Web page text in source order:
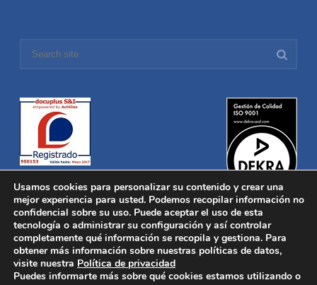
Distronica © 2016 Todos los derechos reservados.Aviso legal
Política de privacidad|Política de Cookies
Desarrollado porNucleosoft
Inicio
Usamos cookies para personalizar su contenido y crear una
mejor experiencia para usted. Podemos recopilar información no
confidencial sobre su uso. Puede aceptar el uso de esta
tecnología o administrar su configuración y así controlar
completamente qué información se recopila y gestiona. Para
obtener más información sobre nuestras políticas de datos,
visite nuestra Política de privacidad
Puedes informarte más sobre qué cookies estamos utilizando o